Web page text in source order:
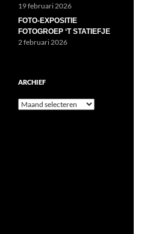
19 februari 2026
FOTO-EXPOSITIE
FOTOGROEP ‘T STATIEFJE
2 februari 2026
ARCHIEF
Archief